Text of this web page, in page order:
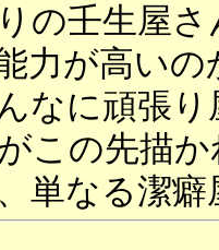
の壬生屋
力が高いの
なに頑張
この先描
単なる潔